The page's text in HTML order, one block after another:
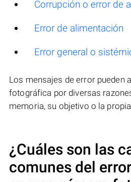
Corrupción o error de
Error de alimentación
Error general o
Los mensajes de error pueden
fotográfica por diversas
memoria, su objetivo o la
¿Cuáles son las
comunes del